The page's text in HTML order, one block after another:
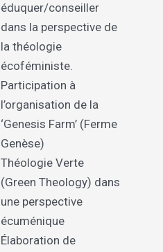
éduquer/conseiller
dans la perspective de
la théologie
écoféministe.
Participation à
l’organisation de la
‘Genesis Farm’ (Ferme
Genèse)
Théologie Verte
(Green Theology) dans
une perspective
écuménique
Élaboration de